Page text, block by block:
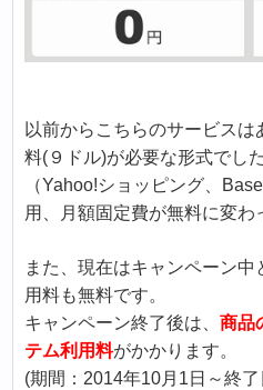
以前からこちらのサービスは
料(９ドル)が必要な形式でし
（Yahoo!ショッピング、
用、月額固定費が無料に変わ
また、現在はキャンペーン中
用料も無料です。
キャンペーン終了後は、商品
テム利用料がかかります。
(期間：2014年10月1日～終